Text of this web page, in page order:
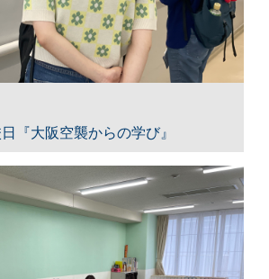
『大阪空襲からの学び』